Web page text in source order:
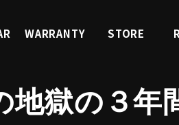
WARRANTY
STORE
地獄の３年